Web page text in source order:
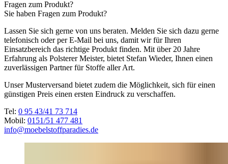
Fragen zum Produkt?
Sie haben Fragen zum Produkt?
Lassen Sie sich gerne von uns beraten. Melden Sie sich dazu gerne
telefonisch oder per E-Mail bei uns, damit wir für Ihren
Einsatzbereich das richtige Produkt finden. Mit über 20 Jahre
Erfahrung als Polsterer Meister, bietet Stefan Wieder, Ihnen einen
zuverlässigen Partner für Stoffe aller Art.
Unser Musterversand bietet zudem die Möglichkeit, sich für einen
günstigen Preis einen ersten Eindruck zu verschaffen.
Tel: 0 95 43/41 73 714
Mobil: 0151/51 477 481
info@moebelstoffparadies.de